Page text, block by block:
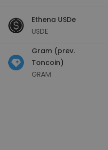
Ethena USDe
USDE
Gram (prev.
Toncoin)
GRAM